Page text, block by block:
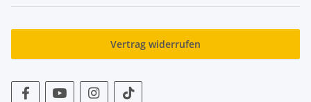
Vertrag widerrufen